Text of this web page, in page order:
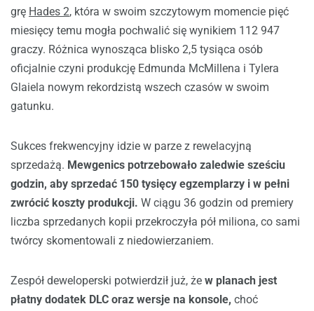
grę Hades 2, która w swoim szczytowym momencie pięć
miesięcy temu mogła pochwalić się wynikiem 112 947
graczy. Różnica wynosząca blisko 2,5 tysiąca osób
oficjalnie czyni produkcję Edmunda McMillena i Tylera
Glaiela nowym rekordzistą wszech czasów w swoim
gatunku.
Sukces frekwencyjny idzie w parze z rewelacyjną
sprzedażą. Mewgenics potrzebowało zaledwie sześciu
godzin, aby sprzedać 150 tysięcy egzemplarzy i w pełni
zwrócić koszty produkcji. W ciągu 36 godzin od premiery
liczba sprzedanych kopii przekroczyła pół miliona, co sami
twórcy skomentowali z niedowierzaniem.
Zespół deweloperski potwierdził już, że w planach jest
płatny dodatek DLC oraz wersje na konsole, choć